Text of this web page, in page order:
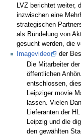
LVZ berichtet
inzwischen eine
strategischen
als Bündelung von
gesucht werden, die
Imagevideo
der
Die Mitarbeiter
öffentlichen
entschlossen,
Leipziger movie
lassen. Vielen
Lieferanten der
Leipzig und die
den gewählten